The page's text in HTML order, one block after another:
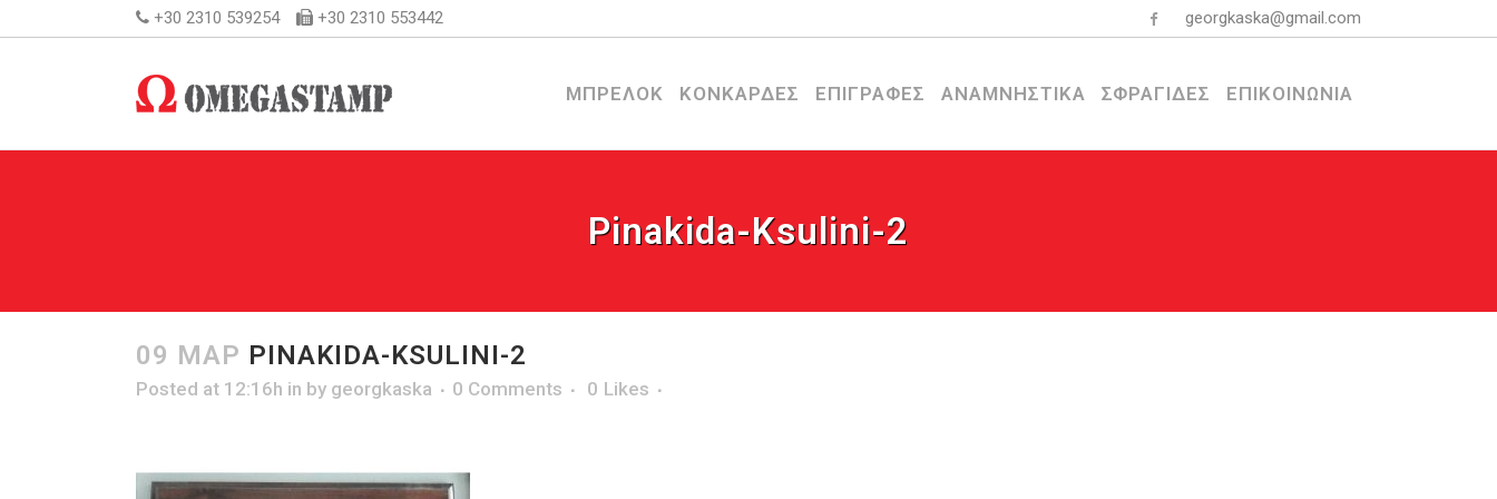
+30 2310 539254 +30 2310 553442 georgkaska@gmail.com
ΜΠΡΕΛΟΚ ΚΟΝΚΑΡΔΕΣ ΕΠΙΓΡΑΦΕΣ ΑΝΑΜΝΗΣΤΙΚΑ ΣΦΡΑΓΙΔΕΣ ΕΠΙΚΟΙΝΩΝΙΑ
Pinakida-Ksulini-2
09 ΜΑΡ PINAKIDA-KSULINI-2
Posted at 12:16h in by georgkaska 0 Comments 0 Likes